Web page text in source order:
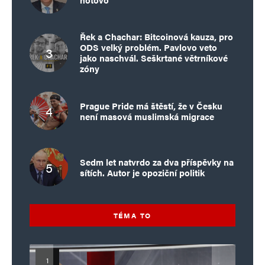
Řek a Chachar: Bitcoinová kauza, pro
ODS velký problém. Pavlovo veto
jako naschvál. Seškrtané větrníkové
zóny
Prague Pride má štěstí, že v Česku
není masová muslimská migrace
Sedm let natvrdo za dva příspěvky na
sítích. Autor je opoziční politik
TÉMA TO